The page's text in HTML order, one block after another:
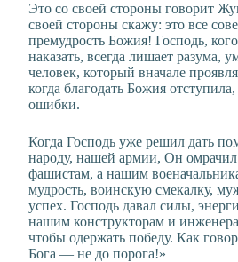
Это со своей стороны говорит
своей стороны скажу: это все
премудрость Божия! Господь,
наказать, всегда лишает разума,
человек, который вначале
когда благодать Божия
ошибки.
Когда Господь уже решил дать
народу, нашей армии, Он
фашистам, а нашим
мудрость, воинскую смекалку,
успех. Господь давал силы,
нашим конструкторам и
чтобы одержать победу. Как
Бога — не до порога!»